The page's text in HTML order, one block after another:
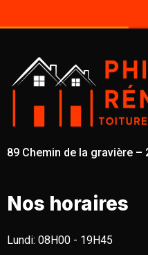
89 Chemin de la gravière –
Nos horaires
Lundi: 08H00 - 19H45